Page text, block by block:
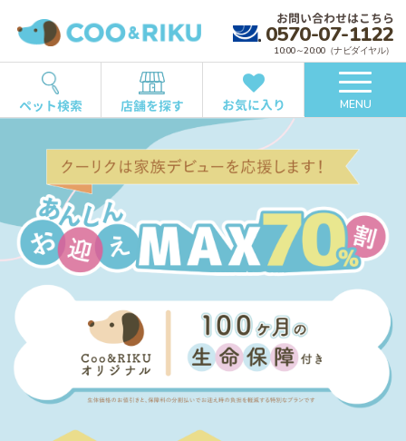
お問い合わせはこちら
0570-07-1122
10:00～20:00（ナビダイヤル）
ペット検索 店舗を探す お気に入り MENU